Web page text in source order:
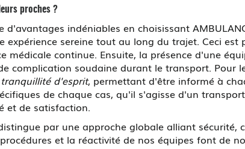
proches ?
indéniables en choisissant
expérience sereine tout au long du trajet. Ceci
médicale continue. Ensuite, la présence d'une
complication soudaine durant le transport. Pour
tranquillité d'esprit, permettant d'être informé à
de chaque cas, qu'il s'agisse d'un
et de satisfaction.
distingue par une approche globale alliant
et la réactivité de nos équipes font de